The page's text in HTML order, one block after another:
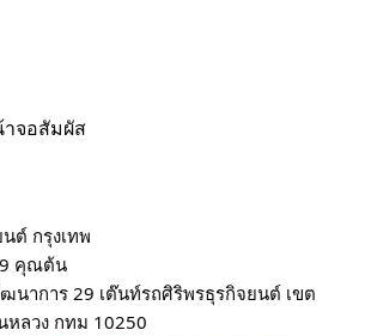
าจอสัมผัส
ต์ กรุงเทพ
คุณต้น
นาการ 29 เต๊นท์รถศิริพรธุรกิจยนต์ เขต
หลวง กทม 10250